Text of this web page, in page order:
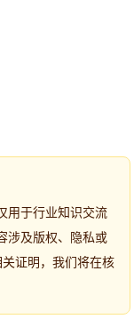
用于行业知识交流
涉及版权、隐私或
证明，我们将在核